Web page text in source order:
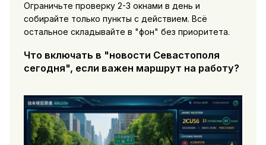
Ограничьте проверку 2-3 окнами в день и
собирайте только пункты с действием. Всё
остальное складывайте в "фон" без приоритета.
Что включать в "новости Севастополя
сегодня", если важен маршрут на работу?